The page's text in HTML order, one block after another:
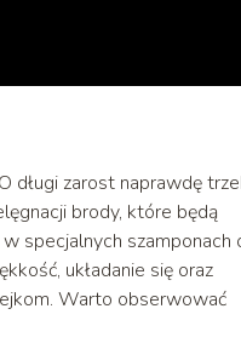
długi zarost naprawdę
brody, które będą
specjalnych szamponach
układanie się oraz
Warto obserwować